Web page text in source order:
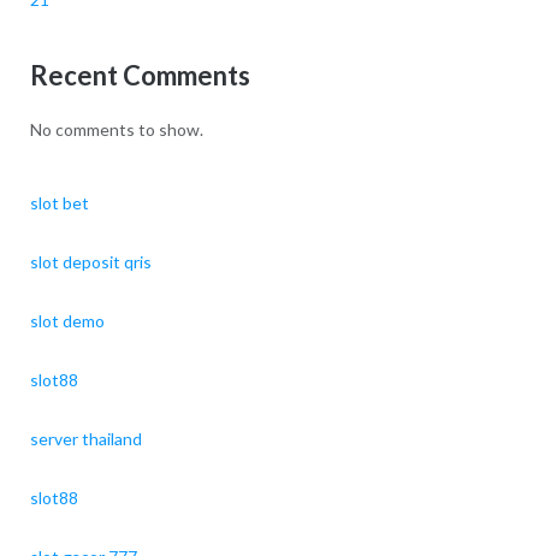
Recent Comments
No comments to show.
slot bet
slot deposit qris
slot demo
slot88
server thailand
slot88